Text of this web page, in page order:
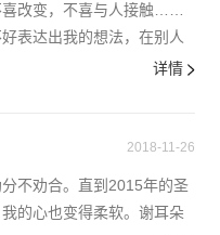
改变，不喜与人接触……
表达出我的想法，在别人
详情
2018-11-26
不劝合。直到2015年的圣
的心也变得柔软。谢耳朵